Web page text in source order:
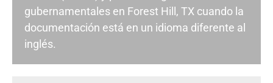
gubernamentales en Forest Hill, TX cuando la
documentación está en un idioma diferente al
inglés.